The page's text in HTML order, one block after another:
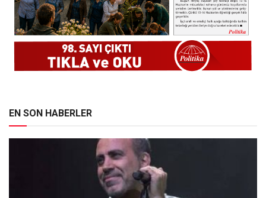
EN SON HABERLER